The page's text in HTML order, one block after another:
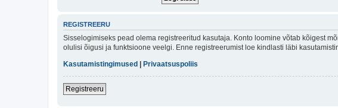
REGISTREERU
Sisselogimiseks pead olema registreeritud kasutaja. Konto loomine võtab kõigest
olulisi õigusi ja funktsioone veelgi. Enne registreerumist loe kindlasti läbi
Kasutamistingimused
Privaatsuspoliis
Registreeru